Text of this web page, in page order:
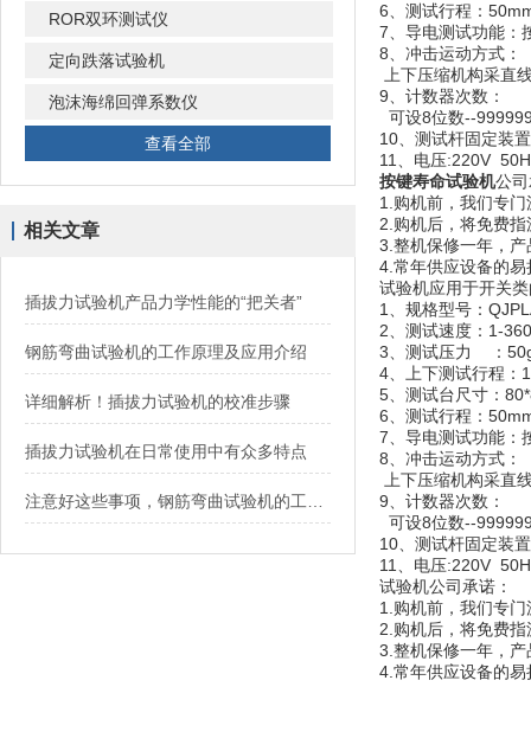
ROR双环测试仪
定向跌落试验机
泡沫海绵回弹系数仪
查看全部
相关文章
插拔力试验机产品力学性能的“把关者”
钢筋弯曲试验机的工作原理及应用介绍
详细解析！插拔力试验机的校准步骤
插拔力试验机在日常使用中有众多特点
6、测试行程：
7、导电测试功能：
8、冲击运动方式：
上下压缩机构采直
9、计数器次数：
可设8位数--
10、测试杆固定装
11、电压:220V
按键寿命试验机公
1.购机前，我们专
2.购机后，将免费
3.整机保修一年，产
4.常年供应设备的
试验机应用于开关
1、规格型号：
2、测试速度：1-
3、测试压力 ：
4、上下测试行程：
5、测试台尺寸：
6、测试行程：
7、导电测试功能：
8、冲击运动方式：
上下压缩机构采直
9、计数器次数：
可设8位数--
10、测试杆固定装
11、电压:220V
试验机公司承诺：
1.购机前，我们专
2.购机后，将免费
3.整机保修一年，产
4.常年供应设备的